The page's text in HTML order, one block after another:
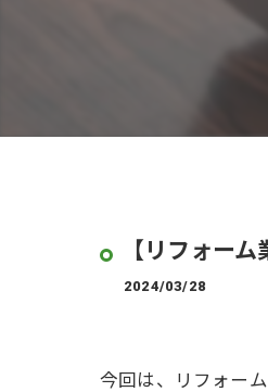
【リフォー
2024/03/28
今回は、リフォー